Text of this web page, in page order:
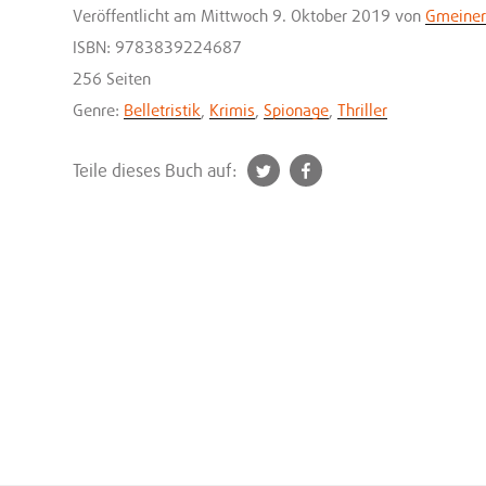
Veröffentlicht am Mittwoch 9. Oktober 2019 von
ISBN: 9783839224687
256 Seiten
Genre: Belletristik Krimis Spionage ,Thriller
Teile dieses Buch auf:
t
f